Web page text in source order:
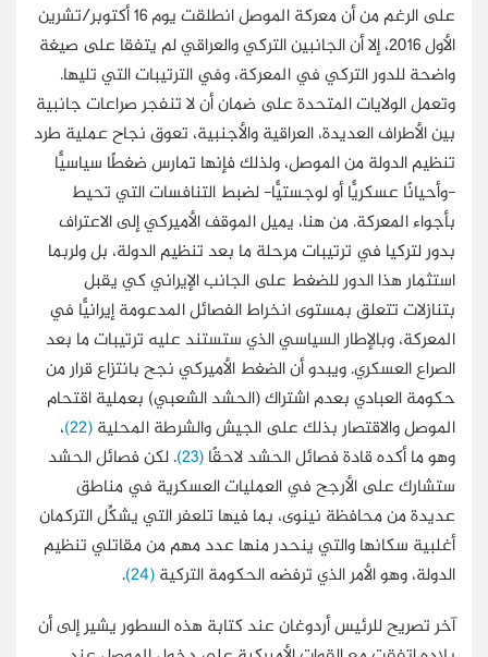
على الرغم من أن معركة الموصل انطلقت يوم 16 أكتوبر/تشرين
الأول 2016، إلا أن الجانبين التركي والعراقي لم يتفقا على صيغة
واضحة للدور التركي في المعركة، وفي الترتيبات التي تليها.
وتعمل الولايات المتحدة على ضمان أن لا تنفجر صراعات جانبية
بين الأطراف العديدة، العراقية والأجنبية، تعوق نجاح عملية طرد
تنظيم الدولة من الموصل، ولذلك فإنها تمارس ضغطًا سياسيًّا
-وأحيانًا عسكريًّا أو لوجستيًّا- لضبط التنافسات التي تحيط
بأجواء المعركة. من هنا، يميل الموقف الأميركي إلى الاعتراف
بدور لتركيا في ترتيبات مرحلة ما بعد تنظيم الدولة، بل ولربما
استثمار هذا الدور للضغط على الجانب الإيراني كي يقبل
بتنازلات تتعلق بمستوى انخراط الفصائل المدعومة إيرانيًّا في
المعركة، وبالإطار السياسي الذي ستستند عليه ترتيبات ما بعد
الصراع العسكري. ويبدو أن الضغط الأميركي نجح بانتزاع قرار من
حكومة العبادي بعدم اشتراك (الحشد الشعبي) بعملية اقتحام
الموصل والاقتصار بذلك على الجيش والشرطة المحلية(22)
،
وهو ما أكده قادة فصائل الحشد لاحقًا(23)
. لكن فصائل الحشد
ستشارك على الأرجح في العمليات العسكرية في مناطق
عديدة من محافظة نينوى، بما فيها تلعفر التي يشكِّل التركمان
أغلبية سكانها والتي ينحدر منها عدد مهم من مقاتلي تنظيم
الدولة، وهو الأمر الذي ترفضه الحكومة التركية(24)
.
آخر تصريح للرئيس أردوغان عند كتابة هذه السطور يشير إلى أن